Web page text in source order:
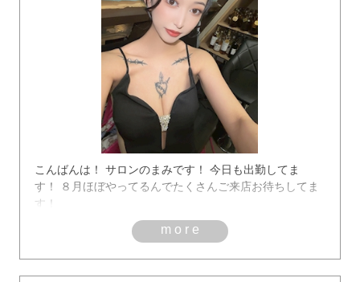
こんばんは！ サロンのまみです！ 今日も出勤してま
す！ ８月ほぼやってるんでたくさんご来店お待ちしてま
す！
more